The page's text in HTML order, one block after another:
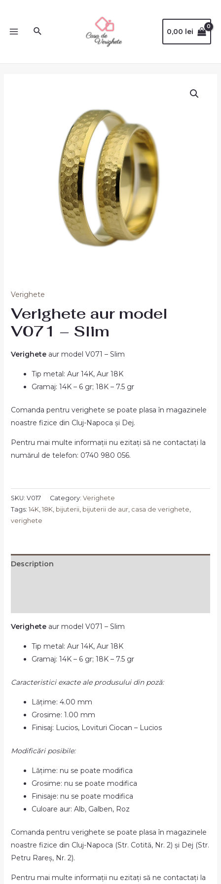
0,00 lei
Verighete
Verighete aur model
V071 – Slim
Verigheteaur model V071 – Slim
Tip metal: Aur 14K, Aur 18K
Gramaj: 14K – 6 gr; 18K – 7.5 gr
Comanda pentru verighete se poate plasa în magazinele
noastre fizice din Cluj-Napoca și Dej.
Pentru mai multe informații nu ezitați să ne contactați la
numărul de telefon: 0740 980 056.
SKU: V017 Category: Verighete
Tags: 14K 18K bijuterii, bijuterii de aur, casa de verighete
verighete
Description
Verigheteaur model V071 – Slim
Tip metal: Aur 14K, Aur 18K
Gramaj: 14K – 6 gr; 18K – 7.5 gr
Caracteristici exacte ale produsului din poză:
Lățime: 4.00 mm
Grosime: 1.00 mm
Finisaj: Lucios, Lovituri Ciocan – Lucios
Modificări posibile:
Lățime: nu se poate modifica
Grosime: nu se poate modifica
Finisaje: nu se poate modifica
Culoare aur: Alb, Galben, Roz
Comanda pentru verighete se poate plasa în magazinele
noastre fizice din Cluj-Napoca (Str. Cotită, Nr. 2) și Dej (Str.
Petru Rareș, Nr. 2).
Pentru mai multe informații nu ezitați să ne contactați la